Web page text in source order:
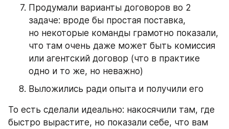
Продумали варианты договоров во 2
задаче: вроде бы простая поставка,
но некоторые команды грамотно показали,
что там очень даже может быть комиссия
или агентский договор (что в практике
одно и то же, но неважно)
Выложились ради опыта и получили его
То есть сделали идеально: накосячили там, где
быстро вырастите, но показали себе, что вам